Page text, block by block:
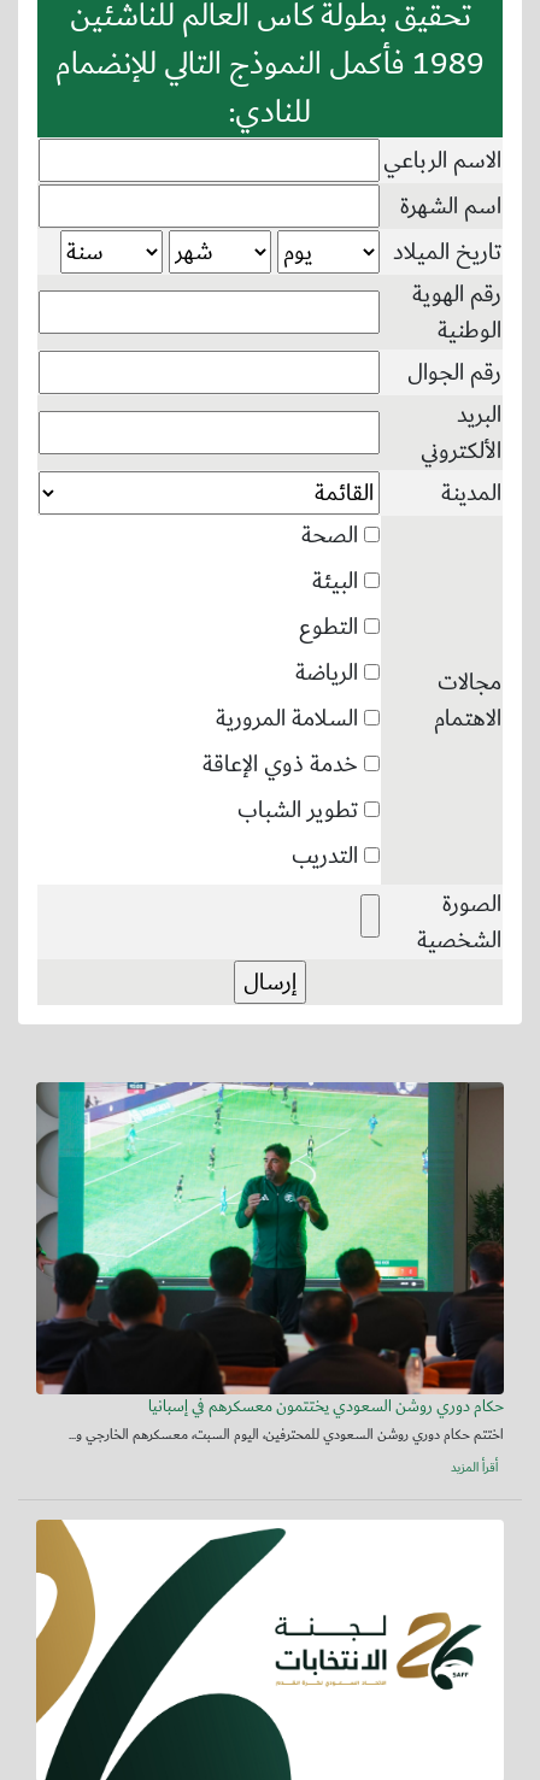
تحقيق بطولة كأس العالم للناشئين
1989 فأكمل النموذج التالي للإنضمام
للنادي:
الاسم الرباعي
اسم الشهرة
تاريخ الميلاد
رقم الهوية
الوطنية
رقم الجوال
البريد
الألكتروني
المدينة
مجالات
الاهتمام
الصحة
البيئة
التطوع
الرياضة
السلامة المرورية
خدمة ذوي الإعاقة
تطوير الشباب
التدريب
الصورة
الشخصية
حكام دوري روشن السعودي يختتمون معسكرهم في إسبانيا
اختتم حكام دوري روشن السعودي للمحترفين، اليوم السبت، معسكرهم الخارجي و...
أقرأ المزيد